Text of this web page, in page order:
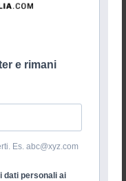
e rimani
Es. abc@xyz.com
dati personali ai